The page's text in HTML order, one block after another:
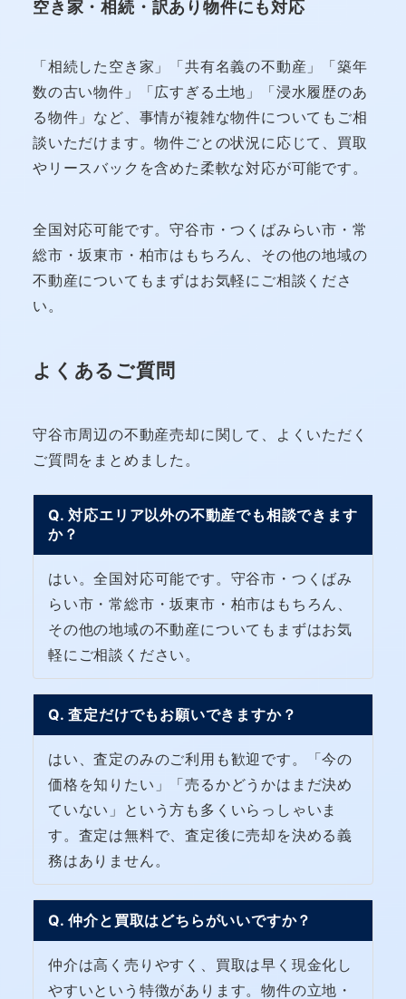
空き家・相続・訳あり物件にも対応
「相続した空き家」「共有名義の不動産」「築年
数の古い物件」「広すぎる土地」「浸水履歴のあ
る物件」など、事情が複雑な物件についてもご相
談いただけます。物件ごとの状況に応じて、買取
やリースバックを含めた柔軟な対応が可能です。
全国対応可能です。守谷市・つくばみらい市・常
総市・坂東市・柏市はもちろん、その他の地域の
不動産についてもまずはお気軽にご相談くださ
い。
よくあるご質問
守谷市周辺の不動産売却に関して、よくいただく
ご質問をまとめました。
Q. 対応エリア以外の不動産でも相談できます
か？
はい。全国対応可能です。守谷市・つくばみ
らい市・常総市・坂東市・柏市はもちろん、
その他の地域の不動産についてもまずはお気
軽にご相談ください。
Q. 査定だけでもお願いできますか？
はい、査定のみのご利用も歓迎です。「今の
価格を知りたい」「売るかどうかはまだ決め
ていない」という方も多くいらっしゃいま
す。査定は無料で、査定後に売却を決める義
務はありません。
Q. 仲介と買取はどちらがいいですか？
仲介は高く売りやすく、買取は早く現金化し
やすいという特徴があります。物件の立地・